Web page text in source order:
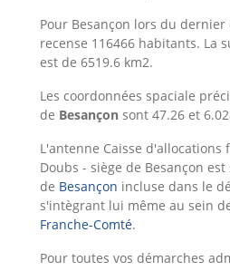
Pour Besançon lors du dernier
recense 116466 habitants. La
est de 6519.6 km2.
Les coordonnées spaciale
de Besançon sont 47.26 et
L'antenne Caisse d'allocations
Doubs - siège de Besançon
de Besançon incluse dans le
s'intègrant lui même au sein
Franche-Comté.
Pour toutes vos démarches